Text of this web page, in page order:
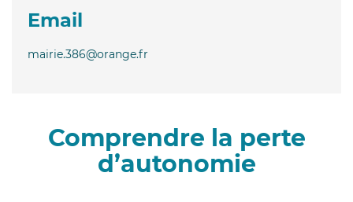
Email
mairie.386@orange.fr
Comprendre la perte
d’autonomie